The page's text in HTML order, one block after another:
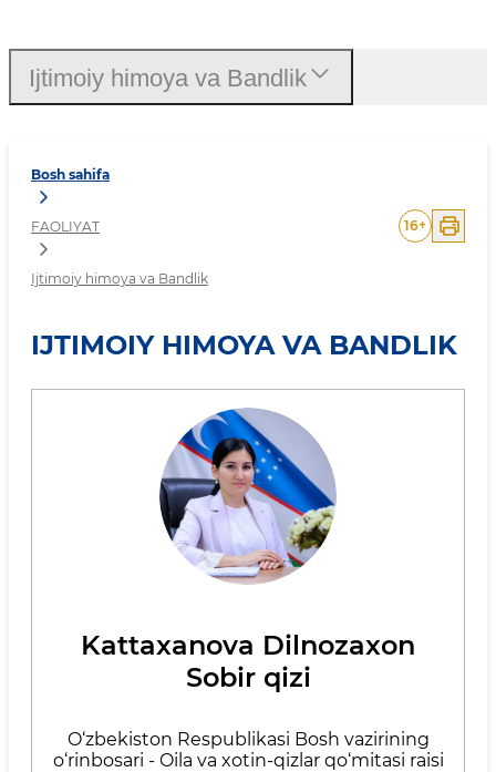
Bosh sahifa
FAOLIYAT
Ijtimoiy himoya va Bandlik
16+
IJTIMOIY HIMOYA VA BANDLIK
Kattaxanova Dilnozaxon
Sobir qizi
O‘zbekiston Respublikasi Bosh vazirining
o‘rinbosari - Oila va xotin-qizlar qo‘mitasi raisi
Ijtimoiy himoya va Bandlik